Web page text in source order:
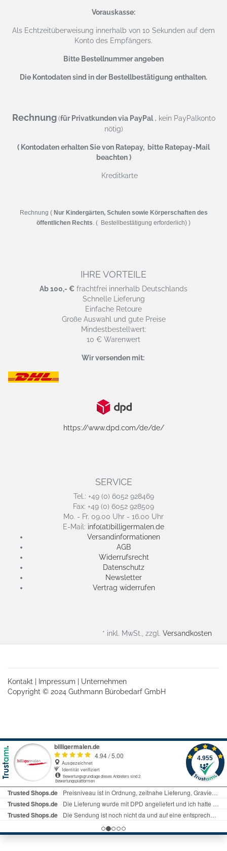
Vorauskasse:
Als Echtzeitüberweisung innerhalb von 10 Sekunden auf dem
Konto des Empfängers.
Bitte Bestellnummer angeben
Die Kontodaten sind in der Bestellbestätigung enthalten.
Rechnung (für Privatkunden via PayPal, kein PayPalkonto
nötig)
( Kontodaten erhalten Sie von Ratepay, bitte Ratepay-Mail
beachten )
Kreditkarte
Rechnung ( Nur Kindergärten, Schulen sowie Körperschaften des
öffentlichen Rechts . ( Bestellbestätigung erforderlich) )
IHRE VORTEILE
Ab 100,- € frachtfrei innerhalb Deutschlands
Schnelle Lieferung
Einfache Retoure
Große Auswahl und gute Preise
Mindestbestellwert:
10 € Warenwert
Wir versenden mit:
https://www.dpd.com/de/de/
SERVICE
Tel.: +49 (0) 6052 928469
Fax: +49 (0) 6052 928509
Mo. - Fr. 09.00 Uhr - 16.00 Uhr
E-Mail: info(at)billigermalen.de
Versandinformationen
AGB
Widerrufsrecht
Datenschutz
Newsletter
Vertrag widerrufen
* inkl. MwSt., zzgl. Versandkosten
Kontakt Impressum
Unternehmen
Copyright © 2024 Guthmann Bürobedarf GmbH